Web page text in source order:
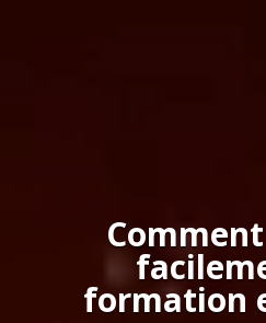
formation